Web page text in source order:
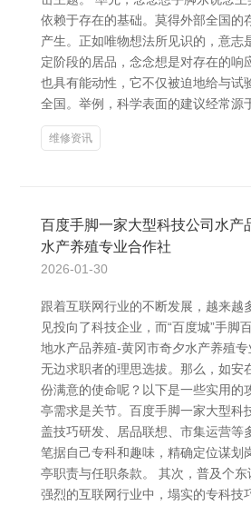
依赖于存在的基础。莫得外部全国的
产生。正如唯物想法所见识的，意志
定阶段的居品，念念想是对存在的响
也具有能动性，它不仅被迫地给与试
全国。举例，科学表面的建议经常源
维修资讯
百度手脚一家大型科技公司水产
水产养殖专业合作社
2026-01-30
跟着互联网行业的不断发展，越来越
见投向了科技企业，而“百度城”手脚
地水产品养殖-黄冈市奇夕水产养殖
无边求职者的理思选拔。那么，如安
份满意的使命呢？以下是一些实用的
亭需求是关节。百度手脚一家大型科
盖技巧研发、居品联想、市集运营等
笔据自己专科和趣味，精确定位谋划
亭职责与任职条款。 其次，普及个
强烈的互联网行业中，塌实的专科技